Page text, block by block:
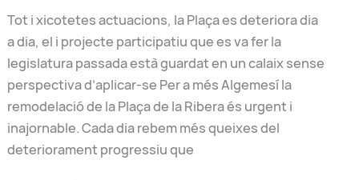
Tot i xicotetes actuacions, la Plaça es deteriora dia
a dia, el i projecte participatiu que es va fer la
legislatura passada està guardat en un calaix sense
perspectiva d’aplicar-se Per a més Algemesí la
remodelació de la Plaça de la Ribera és urgent i
inajornable. Cada dia rebem més queixes del
deteriorament progressiu que